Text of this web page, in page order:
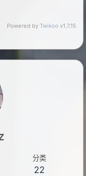
Powered by Twikoo v1.7.15
分类
22